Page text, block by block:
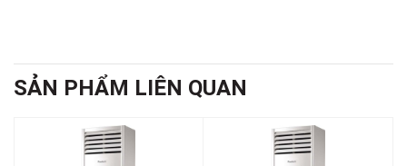
SẢN PHẨM LIÊN QUAN